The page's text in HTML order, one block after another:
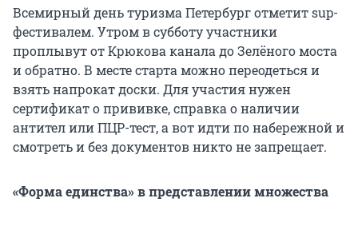
Всемирный день туризма Петербург отметит sup-
фестивалем. Утром в субботу участники
проплывут от Крюкова канала до Зелёного моста
и обратно. В месте старта можно переодеться и
взять напрокат доски. Для участия нужен
сертификат о прививке, справка о наличии
антител или ПЦР-тест, а вот идти по набережной и
смотреть и без документов никто не запрещает.
«Форма единства» в представлении множества